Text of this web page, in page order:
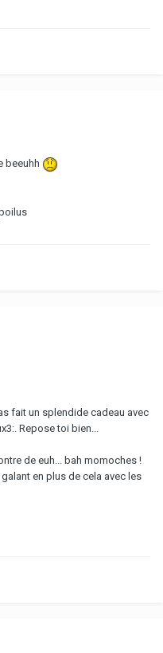
beeuhh
fait un splendide cadeau avec
Repose toi bien...
de euh... bah momoches !
en plus de cela avec les